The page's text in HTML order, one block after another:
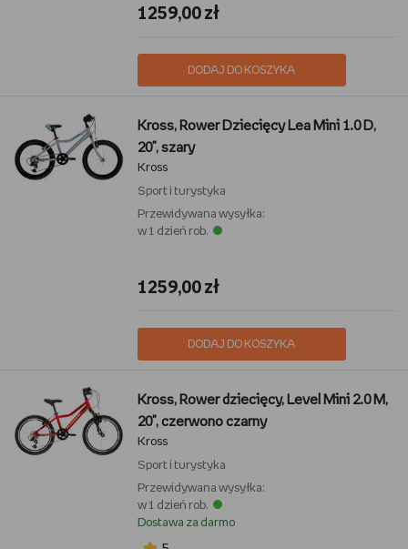
1259,00 zł
DODAJ DO KOSZYKA
Kross, Rower Dziecięcy Lea Mini 1.0 D,
20", szary
Kross
Sport i turystyka
Przewidywana wysyłka:
w 1 dzień rob.
1259,00 zł
DODAJ DO KOSZYKA
Kross, Rower dziecięcy, Level Mini 2.0 M,
20", czerwono czarny
Kross
Sport i turystyka
Przewidywana wysyłka:
w 1 dzień rob.
Dostawa za darmo